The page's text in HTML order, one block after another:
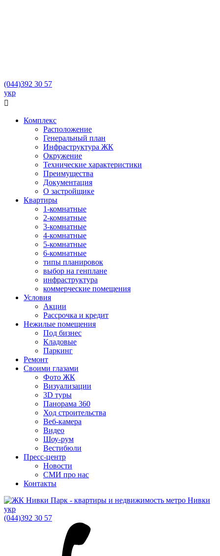
(044)392 30 57
укр

Комплекс
Расположение
Генеральный план
Инфраструктура ЖК
Окружение
Технические характеристики
Преимущества
Документация
О застройщике
Квартиры
1-комнатные
2-комнатные
3-комнатные
4-комнатные
5-комнатные
6-комнатные
типы планировок
выбор на генплане
инфраструктура
коммерческие помещения
Условия
Акции
Рассрочка и кредит
Нежилые помещения
Под бизнес
Кладовые
Паркинг
Ремонт
Своими глазами
Фото ЖК
Визуализации
3D туры
Панорама 360
Ход строительства
Веб-камера
Видео
Шоу-рум
Вестибюли
Пресс-центр
Новости
СМИ про нас
Контакты
укр
(044)392 30 57